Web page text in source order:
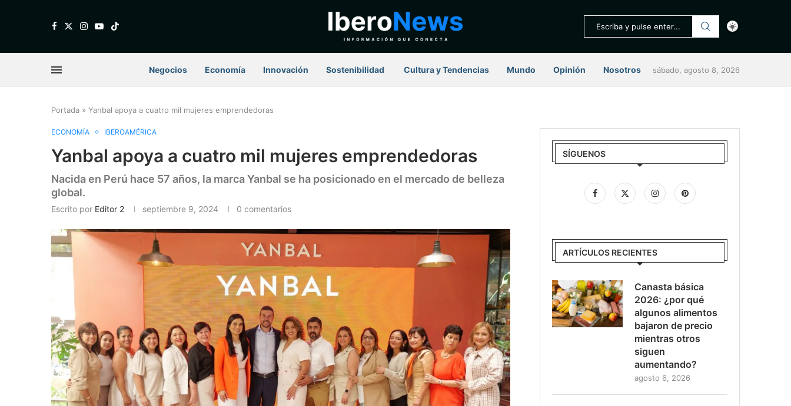
Negocios Economía Innovación Sostenibilidad ⁠ Cultura y Tendencias Mundo Opinión Nosotros sábado, agosto 8, 2026
Portada » Yanbal apoya a cuatro mil mujeres emprendedoras
ECONOMÍA IBEROAMÉRICA
Yanbal apoya a cuatro mil mujeres emprendedoras
Nacida en Perú hace 57 años, la marca Yanbal se ha posicionado en el mercado de belleza
global.
Escrito por Editor 2 septiembre 9, 2024 0 comentarios
SÍGUENOS
ARTÍCULOS RECIENTES
Canasta básica
2026: ¿por qué
algunos alimentos
bajaron de precio
mientras otros
siguen
aumentando?
agosto 6, 2026